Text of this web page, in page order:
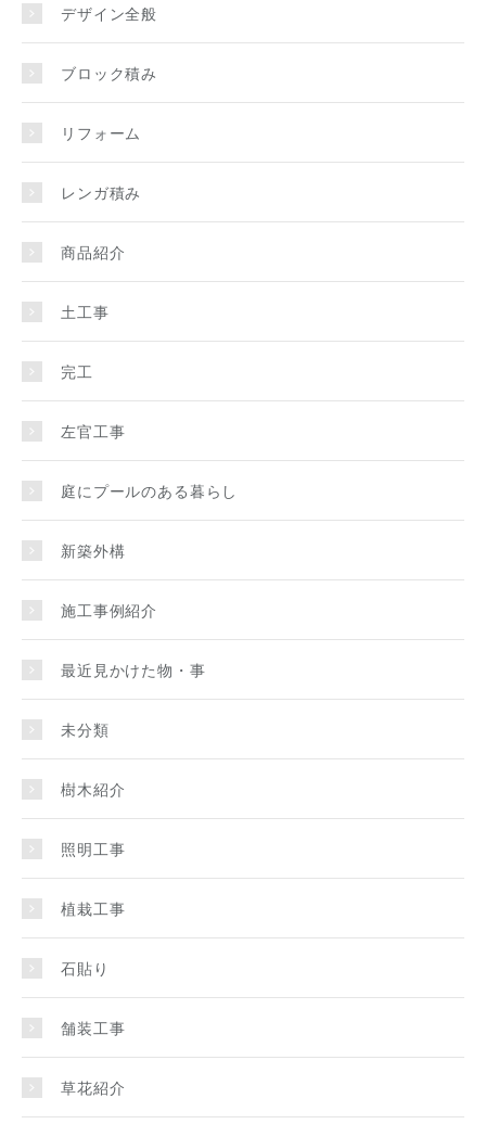
デザイン全般
ブロック積み
リフォーム
レンガ積み
商品紹介
土工事
完工
左官工事
庭にプールのある暮らし
新築外構
施工事例紹介
最近見かけた物・事
未分類
樹木紹介
照明工事
植栽工事
石貼り
舗装工事
草花紹介